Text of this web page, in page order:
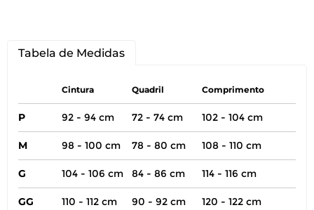
Tabela de Medidas
Cintura Quadril Comprimento
P 92 - 94 cm 72 - 74 cm 102 - 104 cm
M 98 - 100 cm 78 - 80 cm 108 - 110 cm
G 104 - 106 cm 84 - 86 cm 114 - 116 cm
GG 110 - 112 cm 90 - 92 cm 120 - 122 cm